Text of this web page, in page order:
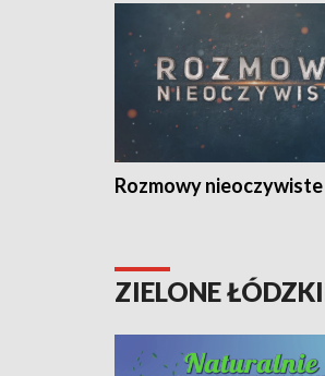
Rozmowy nieoczywiste
ZIELONE